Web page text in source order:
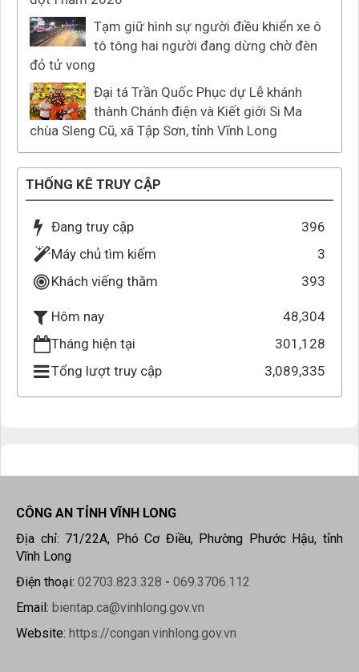
Tạm giữ hình sự người điều khiển xe ô
tô tông hai người đang dừng chờ đèn
đỏ tử vong
Đại tá Trần Quốc Phục dự Lễ khánh
thành Chánh điện và Kiết giới Si Ma
chùa Sleng Cũ, xã Tập Sơn, tỉnh Vĩnh Long
THỐNG KÊ TRUY CẬP
Đang truy cập
396
Máy chủ tìm kiếm
3
Khách viếng thăm
393
Hôm nay
48,304
Tháng hiện tại
301,128
Tổng lượt truy cập
3,089,335
CÔNG AN TỈNH VĨNH LONG
Địa chỉ: 71/22A, Phó Cơ Điều, Phường Phước Hậu, tỉnh
Vĩnh Long
Điện thoại: 02703.823.328 - 069.3706.112
Email: bientap.ca@vinhlong.gov.vn
Website: https://congan.vinhlong.gov.vn